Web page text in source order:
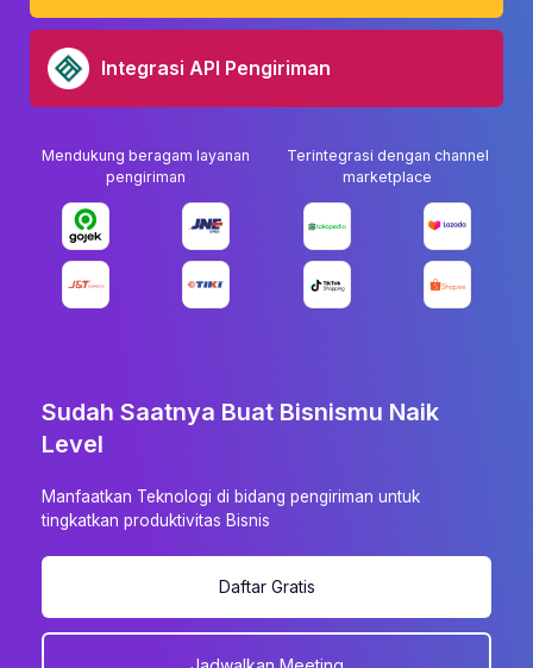
Integrasi API Pengiriman
Mendukung beragam layanan
pengiriman
Terintegrasi dengan channel
marketplace
Sudah Saatnya Buat Bisnismu Naik
Level
Manfaatkan Teknologi di bidang pengiriman untuk
tingkatkan produktivitas Bisnis
Daftar Gratis